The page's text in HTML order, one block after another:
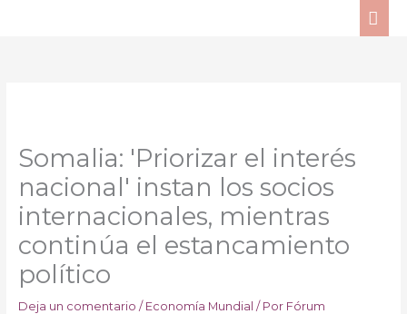
Somalia: 'Priorizar el interés
nacional' instan los socios
internacionales, mientras
continúa el estancamiento
político
Deja un comentario / Economía Mundial / Por Fórum